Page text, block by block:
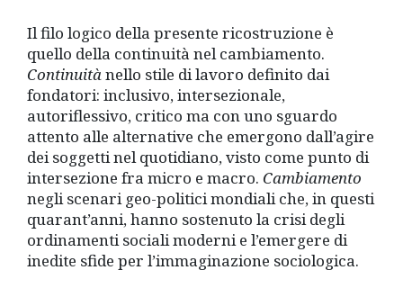
Il filo logico della presente ricostruzione è
quello della continuità nel cambiamento.
Continuitànello stile di lavoro definito dai
fondatori: inclusivo, intersezionale,
autoriflessivo, critico ma con uno sguardo
attento alle alternative che emergono dall’agire
dei soggetti nel quotidiano, visto come punto di
intersezione fra micro e macro. Cambiamento
negli scenari geo-politici mondiali che, in questi
quarant’anni, hanno sostenuto la crisi degli
ordinamenti sociali moderni e l’emergere di
inedite sfide per l’immaginazione sociologica.